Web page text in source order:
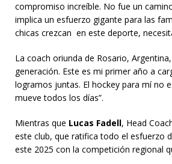
compromiso increíble. No fue un
implica un esfuerzo gigante para las
chicas crezcan en este deporte,
La coach oriunda de Rosario,
generación. Este es mi primer año a
logramos juntas. El hockey para mí no
mueve todos los días”.
Mientras que Lucas Fadell, Head
este club, que ratifica todo el esfuerzo
este 2025 con la competición regional